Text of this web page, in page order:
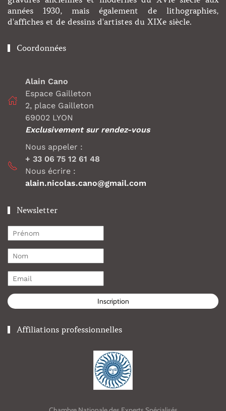
années 1930, mais également de lithographies,
d'affiches et de dessins d'artistes du XIXe siècle.
Coordonnées
Alain Cano
Espace Gailleton
2, place Gailleton
69002 LYON
Exclusivement sur rendez-vous
Nous appeler :
+ 33 06 75 12 61 48
Nous écrire :
alain.nicolas.cano@gmail.com
Newsletter
Inscription
Affiliations professionnelles